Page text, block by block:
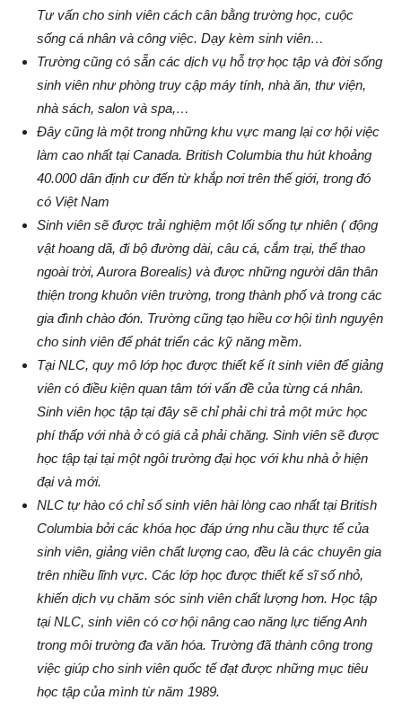
Tư vấn cho sinh viên cách cân bằng trường học, cuộc
sống cá nhân và công việc. Dạy kèm sinh viên…
Trường cũng có sẵn các dịch vụ hỗ trợ học tập và đời sống
sinh viên như phòng truy cập máy tính, nhà ăn, thư viện,
nhà sách, salon và spa,…
Đây cũng là một trong những khu vực mang lại cơ hội việc
làm cao nhất tại Canada. British Columbia thu hút khoảng
40.000 dân định cư đến từ khắp nơi trên thế giới, trong đó
có Việt Nam
Sinh viên sẽ được trải nghiệm một lối sống tự nhiên ( động
vật hoang dã, đi bộ đường dài, câu cá, cắm trại, thể thao
ngoài trời, Aurora Borealis) và được những người dân thân
thiện trong khuôn viên trường, trong thành phố và trong các
gia đình chào đón. Trường cũng tạo hiều cơ hội tình nguyện
cho sinh viên để phát triển các kỹ năng mềm.
Tại NLC, quy mô lớp học được thiết kế ít sinh viên để giảng
viên có điều kiện quan tâm tới vấn đề của từng cá nhân.
Sinh viên học tập tại đây sẽ chỉ phải chi trả một mức học
phí thấp với nhà ở có giá cả phải chăng. Sinh viên sẽ được
học tập tại tại một ngôi trường đại học với khu nhà ở hiện
đại và mới.
NLC tự hào có chỉ số sinh viên hài lòng cao nhất tại British
Columbia bởi các khóa học đáp ứng nhu cầu thực tế của
sinh viên, giảng viên chất lượng cao, đều là các chuyên gia
trên nhiều lĩnh vực. Các lớp học được thiết kế sĩ số nhỏ,
khiến dịch vụ chăm sóc sinh viên chất lượng hơn. Học tập
tại NLC, sinh viên có cơ hội nâng cao năng lực tiếng Anh
trong môi trường đa văn hóa. Trường đã thành công trong
việc giúp cho sinh viên quốc tế đạt được những mục tiêu
học tập của mình từ năm 1989.